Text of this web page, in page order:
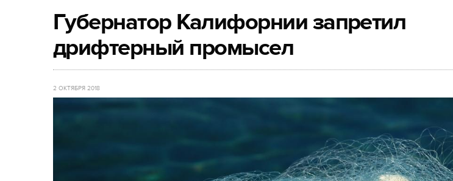
Губернатор Калифорнии запретил
дрифтерный промысел
2 ОКТЯБРЯ 2018